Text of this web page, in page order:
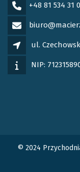
+48 81 534 31
ul.
NIP:
© 2024